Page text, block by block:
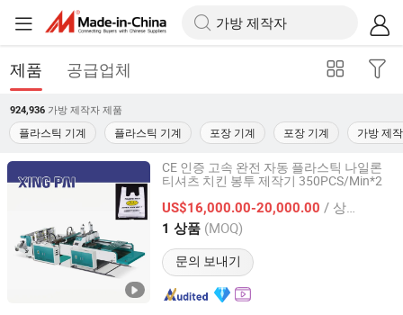
제품 공급업체
924,936 가방 제작자 제품
플라스틱 기계 플라스틱 기계 포장 기계 포장 기계 가방 제
CE 인증 고속 완전 자동 플라스틱 나일론
티셔츠 치킨 봉투 제작기 350PCS/Min*2
US$16,000.00-20,000.00 / 상품
1 상품 (MOQ)
문의 보내기
Wenzhou Xingpai Machinery Co., Ltd.
Zhejiang, China 이후 2021